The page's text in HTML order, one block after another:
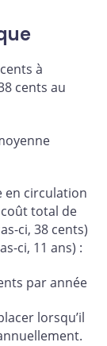
à
cents au
en circulation
total de
ci, 38 cents)
ci, 11 ans) :
par année
lorsqu’il